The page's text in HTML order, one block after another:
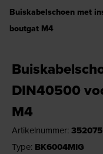
Buiskabelschoen met
boutgat M4
DIN40500
M4
Artikelnummer: 352075
Type: BK6004MIG